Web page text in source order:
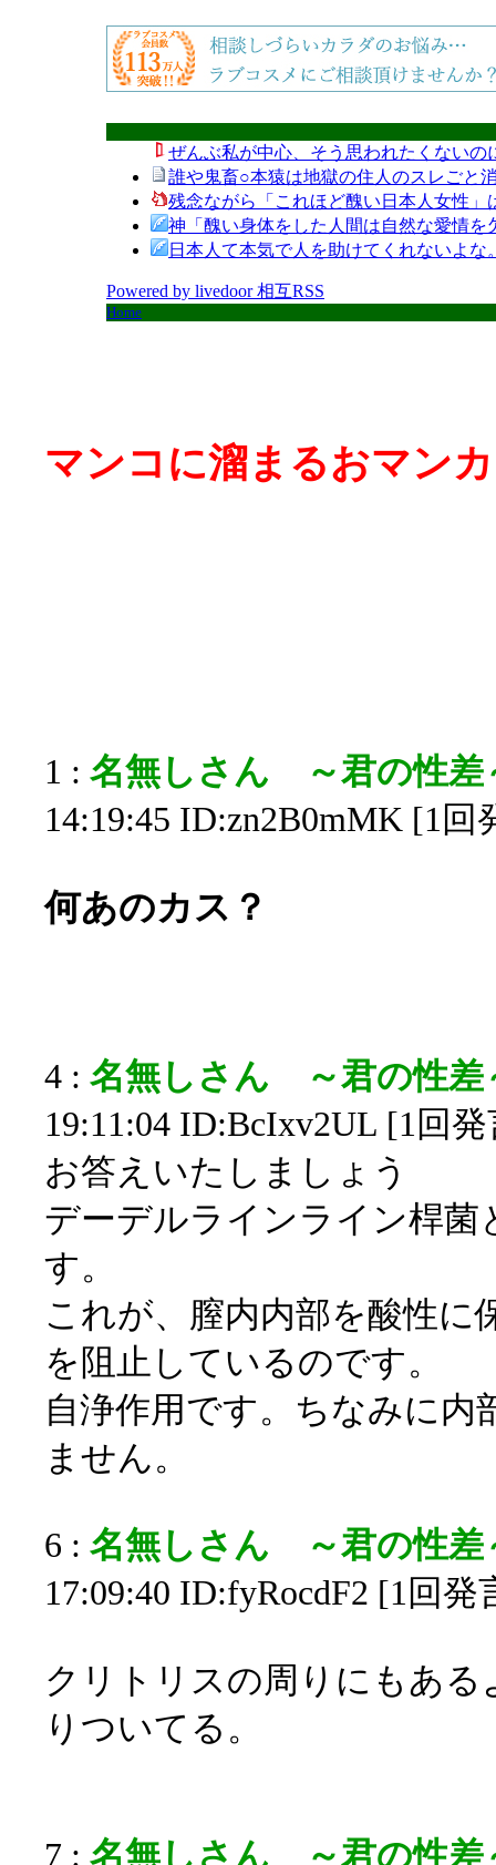
ぜんぶ私が中心、そう思われたくないの
誰や鬼畜○本猿は地獄の住人のスレごと
残念ながら「これほど醜い日本人女性
神「醜い身体をした人間は自然な愛情を
日本人て本気で人を助けてくれないよ
Powered by livedoor 相互RSS
Home
マンコに溜まるおマン
1 : 名無しさん ～君の性差
14:19:45 ID:zn2B0mMK [1回
何あのカス？
4 : 名無しさん ～君の性差
19:11:04 ID:BcIxv2UL [1回
お答えいたしましょう
デーデルラインライン桿菌
す。
これが、膣内内部を酸性に
を阻止しているのです。
自浄作用です。ちなみに内
ません。
6 : 名無しさん ～君の性差
17:09:40 ID:fyRocdF2 [1回発
クリトリスの周りにもあ
りついてる。
7 : 名無しさん ～君の性差